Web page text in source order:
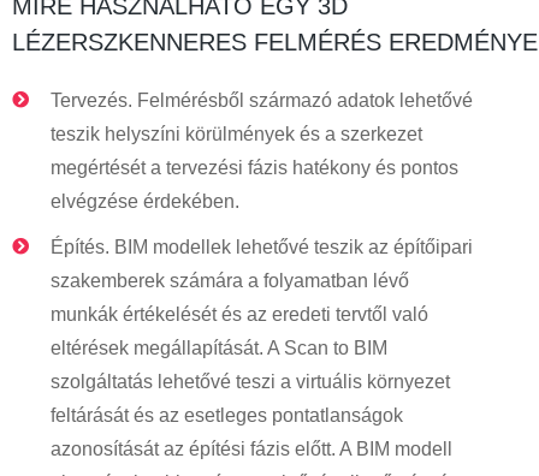
MIRE HASZNÁLHATÓ EGY 3D
LÉZERSZKENNERES FELMÉRÉS EREDMÉNYE
Tervezés. Felmérésből származó adatok lehetővé
teszik helyszíni körülmények és a szerkezet
megértését a tervezési fázis hatékony és pontos
elvégzése érdekében.
Építés. BIM modellek lehetővé teszik az építőipari
szakemberek számára a folyamatban lévő
munkák értékelését és az eredeti tervtől való
eltérések megállapítását. A Scan to BIM
szolgáltatás lehetővé teszi a virtuális környezet
feltárását és az esetleges pontatlanságok
azonosítását az építési fázis előtt. A BIM modell